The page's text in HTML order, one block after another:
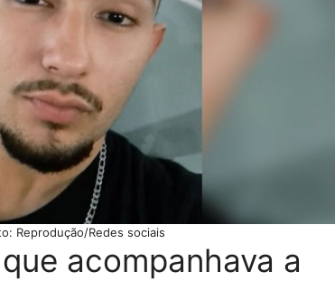
Reprodução/Redes sociais
acompanhava a